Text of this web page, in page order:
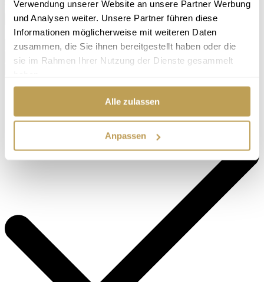
Verwendung unserer Website an unsere Partner Werbung
und Analysen weiter. Unsere Partner führen diese
Informationen möglicherweise mit weiteren Daten
zusammen, die Sie ihnen bereitgestellt haben oder die
sie im Rahmen Ihrer Nutzung der Dienste gesammelt
Alle zulassen
Anpassen
Ich interessiere mich für ... *
Ihre persönlichen Angaben
Name *
E-Mail *
Telefon